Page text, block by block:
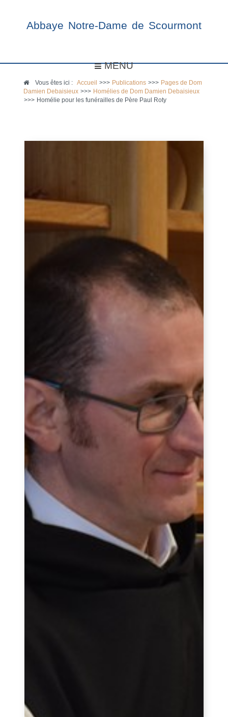
Abbaye Notre-Dame de Scourmont
MENU
Vous êtes ici :Accueil >>> Publications >>> Pages de Dom
Damien Debaisieux >>> Homélies de Dom Damien Debaisieux
>>> Homélie pour les funérailles de Père Paul Roty